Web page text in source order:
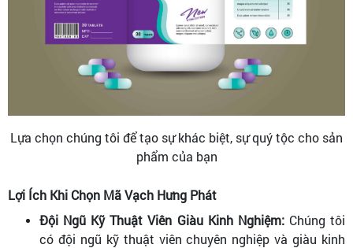
Lựa chọn chúng tôi để tạo sự khác biệt, sự quý tộc cho sản
phẩm của bạn
Lợi Ích Khi Chọn Mã Vạch Hưng Phát
Đội Ngũ Kỹ Thuật Viên Giàu Kinh Nghiệm:Chúng tôi
có đội ngũ kỹ thuật viên chuyên nghiệp và giàu kinh